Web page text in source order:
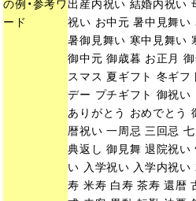
の例・参考ワ
ード
出産内祝い 結婚内祝い
祝い お中元 暑中見舞い
暑御見舞い 寒中見舞い
御中元 御歳暮 お正月
スマス 夏ギフト 冬ギフ
デー プチギフト 御祝い
ありがとう おめでとう
暦祝い 一周忌 三回忌
典返し 御見舞 退院祝い
い 入学祝い 入学内祝
寿 米寿 白寿 茶寿 還暦